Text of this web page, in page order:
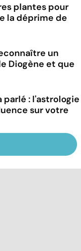
plantes pour
la déprime de
un
Diogène et que
parlé : l'astrologie
sur votre